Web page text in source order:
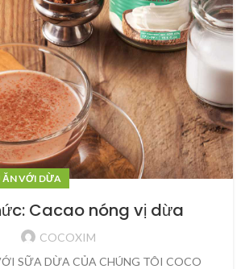
ĂN VỚI DỪA
Cacao nóng vị dừa
COCOXIM
SỮA DỪA CỦA CHÚNG TÔI COCO